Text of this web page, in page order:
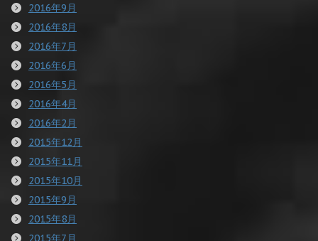
2016年9月
2016年8月
2016年7月
2016年6月
2016年5月
2016年4月
2016年2月
2015年12月
2015年11月
2015年10月
2015年9月
2015年8月
2015年7月